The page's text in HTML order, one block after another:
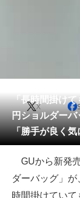
会員記事
メディア
注目記事を集
ITの今と未来を
「長時間掛け
円ショルダー
「勝手が良く
X
GUから新発
ダーバッグ」
時間掛けていて